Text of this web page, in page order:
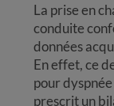
La prise en
conduite
données
En effet, ce
pour
prescrit un